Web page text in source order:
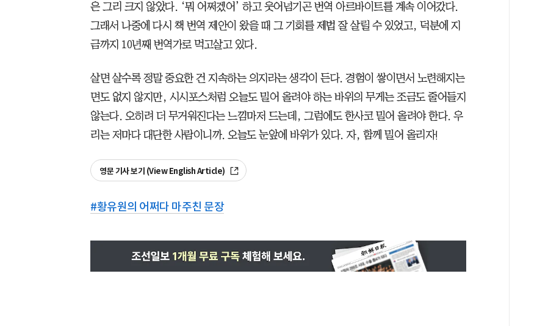
은 그리 크지 않았다. ‘뭐 어쩌겠어’ 하고 웃어넘기곤 번역 아르바이트를 계속 이어갔다.
그래서 나중에 다시 책 번역 제안이 왔을 때 그 기회를 제법 잘 살릴 수 있었고, 덕분에 지
금까지 10년째 번역가로 먹고살고 있다.
살면 살수록 정말 중요한 건 지속하는 의지라는 생각이 든다. 경험이 쌓이면서 노련해지는
면도 없지 않지만, 시시포스처럼 오늘도 밀어 올려야 하는 바위의 무게는 조금도 줄어들지
않는다. 오히려 더 무거워진다는 느낌마저 드는데, 그럼에도 한사코 밀어 올려야 한다. 우
리는 저마다 대단한 사람이니까. 오늘도 눈앞에 바위가 있다. 자, 함께 밀어 올리자!
영문 기사 보기 (View English Article)
#황유원의 어쩌다 마주친 문장